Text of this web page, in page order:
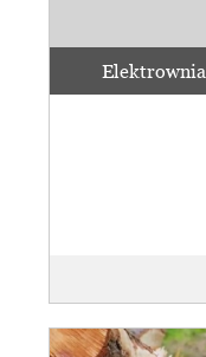
Elektrownia